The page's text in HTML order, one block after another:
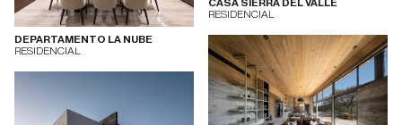
CASA SIERRA DEL VALLE
RESIDENCIAL
DEPARTAMENTO LA NUBE
RESIDENCIAL